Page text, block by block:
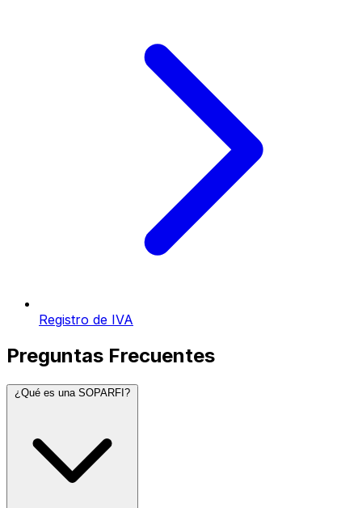
Registro de IVA
Preguntas Frecuentes
¿Qué es una SOPARFI?